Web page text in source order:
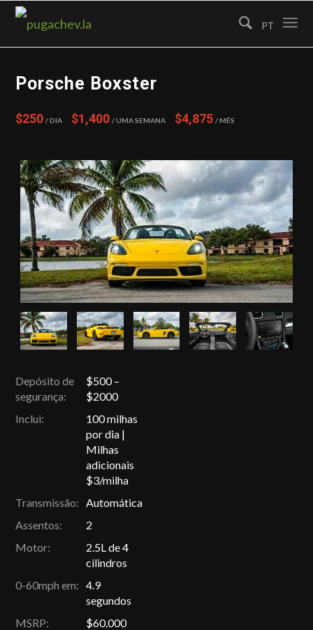
Porsche Boxster
$250 / Dia $1,400 / Uma semana $4,875 / Mês
Depósito de
segurança:
$500 –
$2000
Inclui:
100 milhas
por dia |
Milhas
adicionais
$3/milha
Transmissão:
Automática
Assentos:
2
Motor:
2.5L de 4
cilindros
0-60mph em:
4.9
segundos
MSRP:
$60.000
PT